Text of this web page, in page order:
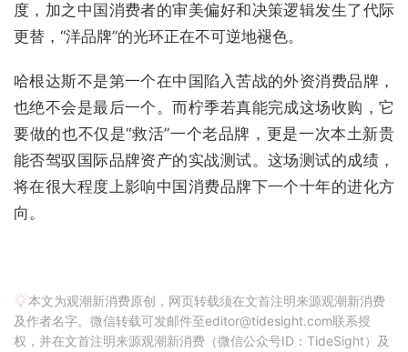
度，加之中国消费者的审美偏好和决策逻辑发生了代际
更替，“洋品牌”的光环正在不可逆地褪色。
哈根达斯不是第一个在中国陷入苦战的外资消费品牌，
也绝不会是最后一个。而柠季若真能完成这场收购，它
要做的也不仅是“救活”一个老品牌，更是一次本土新贵
能否驾驭国际品牌资产的实战测试。这场测试的成绩，
将在很大程度上影响中国消费品牌下一个十年的进化方
向。
本文为观潮新消费原创，网页转载须在文首注明来源观潮新消费
及作者名字。微信转载可发邮件至editor@tidesight.com联系授
权，并在文首注明来源观潮新消费（微信公众号ID：TideSight）及